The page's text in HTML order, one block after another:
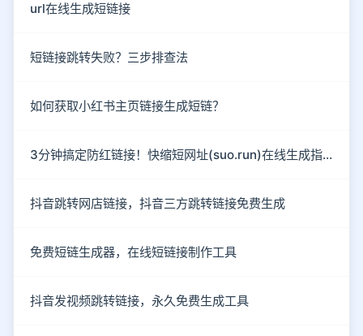
url在线生成短链接
短链接跳转失败？三步排查法
如何获取小红书主页链接生成短链？
3分钟搞定防红链接！快缩短网址(suo.run)在线生成指南
抖音跳转网店链接，抖音三方跳转链接免费生成
免费短链生成器，在线短链接制作工具
抖音发视频跳转链接，永久免费生成工具